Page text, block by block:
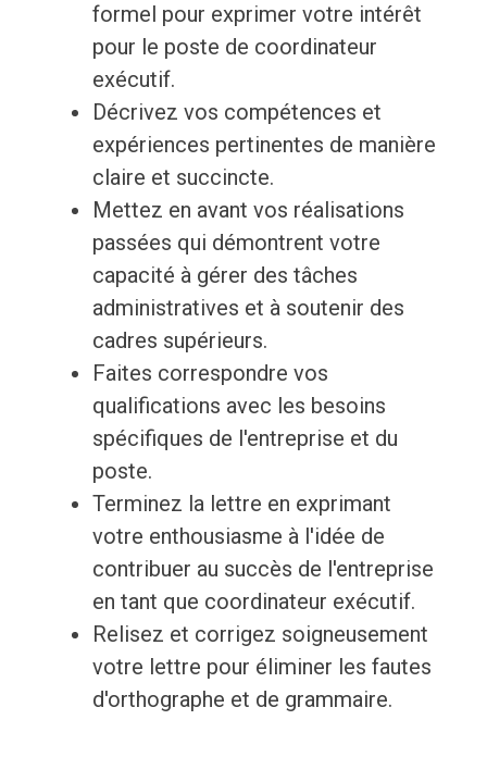
formel pour exprimer votre intérêt
pour le poste de coordinateur
exécutif.
Décrivez vos compétences et
expériences pertinentes de manière
claire et succincte.
Mettez en avant vos réalisations
passées qui démontrent votre
capacité à gérer des tâches
administratives et à soutenir des
cadres supérieurs.
Faites correspondre vos
qualifications avec les besoins
spécifiques de l'entreprise et du
poste.
Terminez la lettre en exprimant
votre enthousiasme à l'idée de
contribuer au succès de l'entreprise
en tant que coordinateur exécutif.
Relisez et corrigez soigneusement
votre lettre pour éliminer les fautes
d'orthographe et de grammaire.